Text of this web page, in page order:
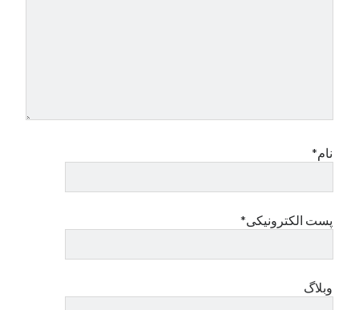
نام*
پست الکترونیکی*
وبلاگ